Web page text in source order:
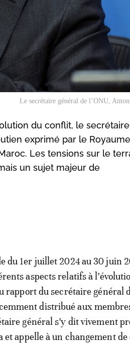
Le secrétaire général de l’ONU,
du conflit, le secrétaire
exprimé par le
Les tensions sur le
un sujet majeur de
du 1er juillet 2024 au 30 juin
aspects relatifs à
rapport du secrétaire général
distribué aux
général s’y dit vivement
et appelle à un changement de